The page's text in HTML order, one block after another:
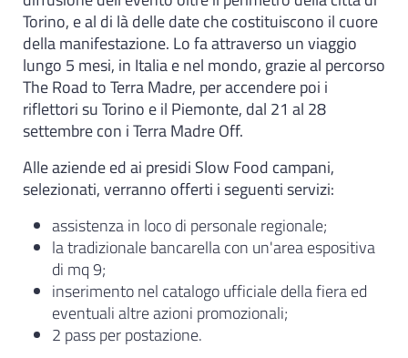
Torino, e al di là delle date che costituiscono il cuore
della manifestazione. Lo fa attraverso un viaggio
lungo 5 mesi, in Italia e nel mondo, grazie al percorso
The Road to Terra Madre, per accendere poi i
riflettori su Torino e il Piemonte, dal 21 al 28
settembre con i Terra Madre Off.
Alle aziende ed ai presidi Slow Food campani,
selezionati, verranno offerti i seguenti servizi:
assistenza in loco di personale regionale;
la tradizionale bancarella con un'area espositiva
di mq 9;
inserimento nel catalogo ufficiale della fiera ed
eventuali altre azioni promozionali;
2 pass per postazione.